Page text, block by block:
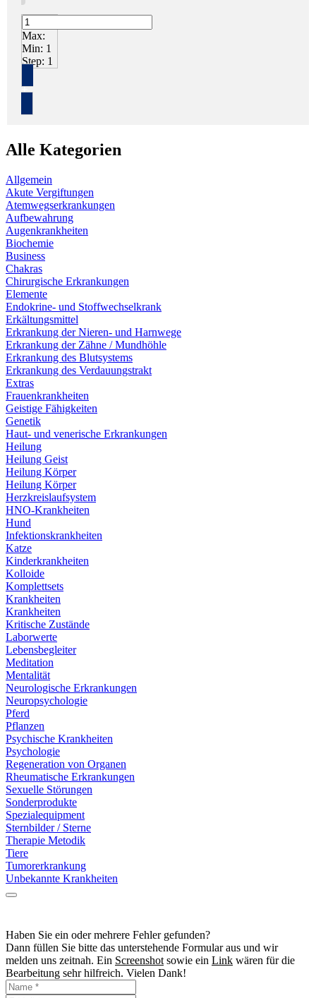
Max:
Min: 1
Step: 1
+
Alle Kategorien
Allgemein
Akute Vergiftungen
Atemwegserkrankungen
Aufbewahrung
Augenkrankheiten
Biochemie
Business
Chakras
Chirurgische Erkrankungen
Elemente
Endokrine- und Stoffwechselkrank
Erkältungsmittel
Erkrankung der Nieren- und Harnwege
Erkrankung der Zähne / Mundhöhle
Erkrankung des Blutsystems
Erkrankung des Verdauungstrakt
Extras
Frauenkrankheiten
Geistige Fähigkeiten
Genetik
Haut- und venerische Erkrankungen
Heilung
Heilung Geist
Heilung Körper
Heilung Körper
Herzkreislaufsystem
HNO-Krankheiten
Hund
Infektionskrankheiten
Katze
Kinderkrankheiten
Kolloide
Komplettsets
Krankheiten
Krankheiten
Kritische Zustände
Laborwerte
Lebensbegleiter
Meditation
Mentalität
Neurologische Erkrankungen
Neuropsychologie
Pferd
Pflanzen
Psychische Krankheiten
Psychologie
Regeneration von Organen
Rheumatische Erkrankungen
Sexuelle Störungen
Sonderprodukte
Spezialequipment
Sternbilder / Sterne
Therapie Metodik
Tiere
Tumorerkrankung
Unbekannte Krankheiten
Haben Sie ein oder mehrere Fehler gefunden?
Dann füllen Sie bitte das unterstehende Formular aus und wir
melden uns zeitnah. Ein Screenshot sowie ein Link wären für die
Bearbeitung sehr hilfreich. Vielen Dank!